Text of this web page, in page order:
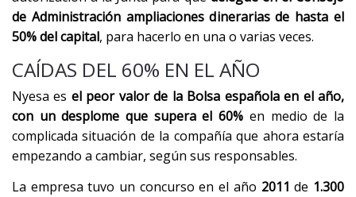
de Administración ampliaciones dinerarias de hasta el
50% del capital, para hacerlo en una o varias veces.
CAÍDAS DEL 60% EN EL AÑO
Nyesa es el peor valor de la Bolsa española en el año,
con un desplome que supera el 60% en medio de la
complicada situación de la compañía que ahora estaría
empezando a cambiar, según sus responsables.
La empresa tuvo un concurso en el año 2011 de 1.300